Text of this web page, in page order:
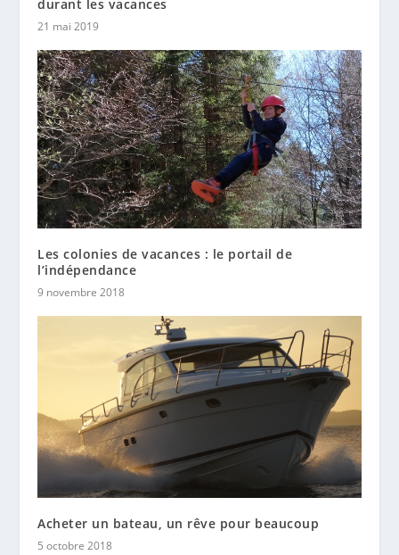
durant les vacances
21 mai 2019
Les colonies de vacances : le portail de
l’indépendance
9 novembre 2018
Acheter un bateau, un rêve pour beaucoup
5 octobre 2018